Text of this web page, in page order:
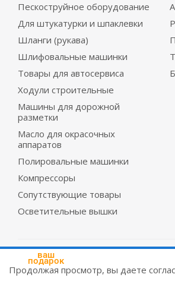
Пескоструйное оборудование
Для штукатурки и шпаклевки
Шланги (рукава)
Шлифовальные машинки
Товары для автосервиса
Ходули строительные
Машины для дорожной
разметки
Масло для окрасочных
аппаратов
Полировальные машинки
Компрессоры
Сопутствующие товары
Осветительные вышки
2026 © Красмеханика
Цены на сайте не являются
ваш
подарок
Продолжая просмотр, вы даете